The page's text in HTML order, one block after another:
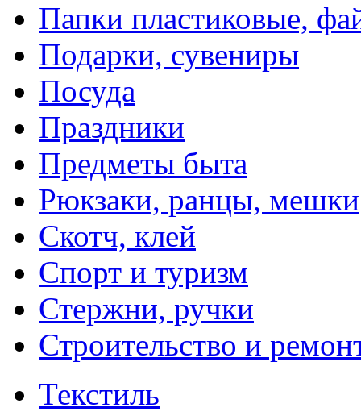
Папки пластиковые,
Подарки, сувениры
Посуда
Праздники
Предметы быта
Рюкзаки, ранцы, мешки
Скотч, клей
Спорт и туризм
Стержни, ручки
Строительство и
Текстиль